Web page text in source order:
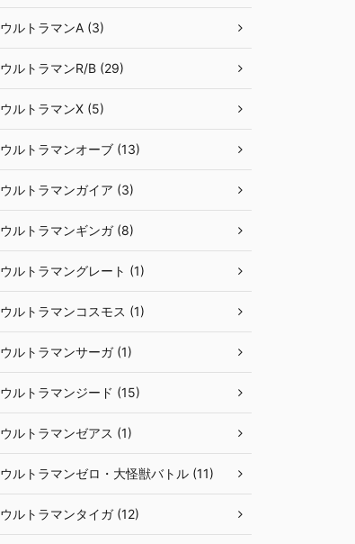
ウルトラマンA (3)
ウルトラマンR/B (29)
ウルトラマンX (5)
ウルトラマンオーブ (13)
ウルトラマンガイア (3)
ウルトラマンギンガ (8)
ウルトラマングレート (1)
ウルトラマンコスモス (1)
ウルトラマンサーガ (1)
ウルトラマンジード (15)
ウルトラマンゼアス (1)
ウルトラマンゼロ・大怪獣バトル (11)
ウルトラマンタイガ (12)